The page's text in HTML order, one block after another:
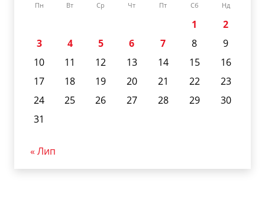
Пн Вт Ср Чт Пт Сб Нд
1
2
3
4 5 6 7 8
9
10
11 12 13 14 15
16
17
18 19 20 21 22
23
24
25 26 27 28 29
30
31
« Лип